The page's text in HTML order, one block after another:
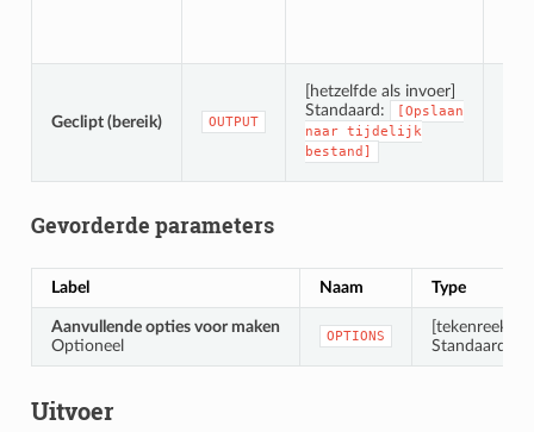
Geclipt (bereik) OUTPUT
[hetzelfde als invoer]
Standaard:
[Opslaan
naar tijdelijk
bestand]
Gevorderde parameters
Label Naam Type
Aanvullende opties voor maken
Optioneel
OPTIONS
[tekenreeks]
Standaard:
Uitvoer